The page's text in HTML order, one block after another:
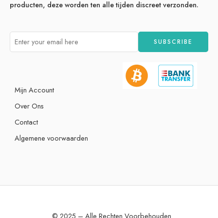
producten, deze worden ten alle tijden discreet verzonden.
Mijn Account
Over Ons
Contact
Algemene voorwaarden
© 2025 – Alle Rechten Voorbehouden